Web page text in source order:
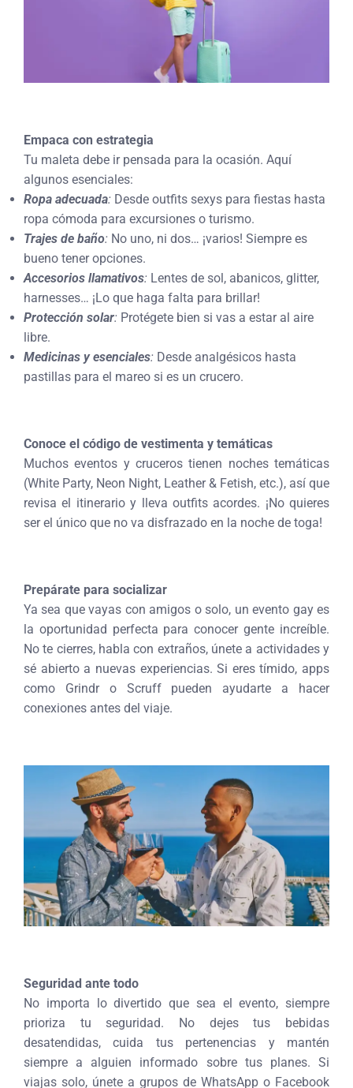
Empaca con estrategia
Tu maleta debe ir pensada para la ocasión. Aquí
algunos esenciales:
Ropa adecuada: Desde outfits sexys para fiestas hasta
ropa cómoda para excursiones o turismo.
Trajes de baño: No uno, ni dos… ¡varios! Siempre es
bueno tener opciones.
Accesorios llamativos: Lentes de sol, abanicos, glitter,
harnesses… ¡Lo que haga falta para brillar!
Protección solar: Protégete bien si vas a estar al aire
libre.
Medicinas y esenciales: Desde analgésicos hasta
pastillas para el mareo si es un crucero.
Conoce el código de vestimenta y temáticas
Muchos eventos y cruceros tienen noches temáticas
(White Party, Neon Night, Leather & Fetish, etc.), así que
revisa el itinerario y lleva outfits acordes. ¡No quieres
ser el único que no va disfrazado en la noche de toga!
Prepárate para socializar
Ya sea que vayas con amigos o solo, un evento gay es
la oportunidad perfecta para conocer gente increíble.
No te cierres, habla con extraños, únete a actividades y
sé abierto a nuevas experiencias. Si eres tímido, apps
como Grindr o Scruff pueden ayudarte a hacer
conexiones antes del viaje.
Seguridad ante todo
No importa lo divertido que sea el evento, siempre
prioriza tu seguridad. No dejes tus bebidas
desatendidas, cuida tus pertenencias y mantén
siempre a alguien informado sobre tus planes. Si
viajas solo, únete a grupos de WhatsApp o Facebook